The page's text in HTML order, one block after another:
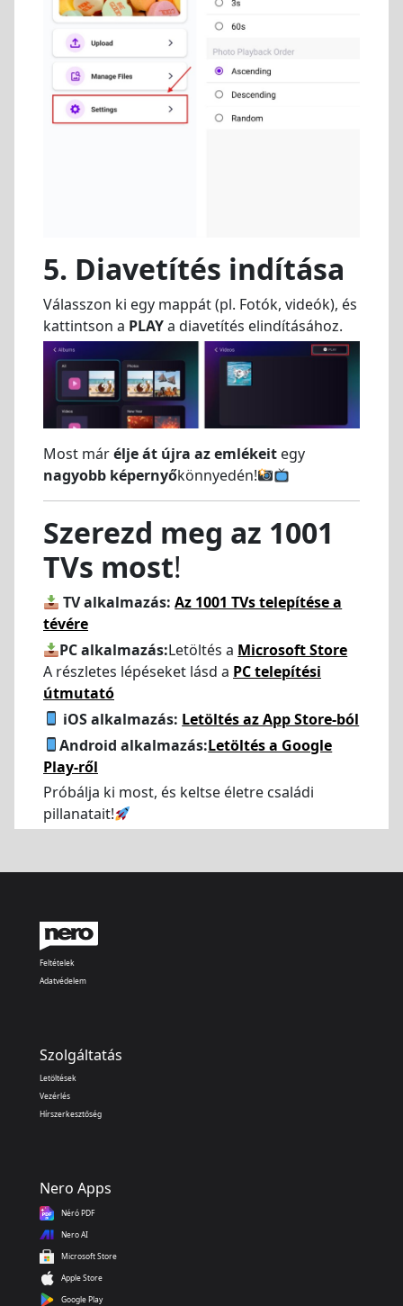
5. Diavetítés indítása
Válasszon ki egy mappát (pl. Fotók, videók), és
kattintson a PLAYa diavetítés elindításához.
Most márélje át újra az emlékeit egy
nagyobb képernyőkönnyedén!
Szerezd meg az 1001
TVs most!
TV alkalmazás: Az 1001 TVs telepítése a
tévére
PC alkalmazás:Letöltés a Microsoft Store
A részletes lépéseket lásd a PC telepítési
útmutató
iOS alkalmazás: Letöltés az App Store-ból
Android alkalmazás:Letöltés a Google
Play-ről
Próbálja ki most, és keltse életre családi
pillanatait!
Feltételek
Adatvédelem
Szolgáltatás
Letöltések
Vezérlés
Hírszerkesztőség
Nero Apps
Néró PDF
Nero AI
Microsoft Store
Apple Store
Google Play